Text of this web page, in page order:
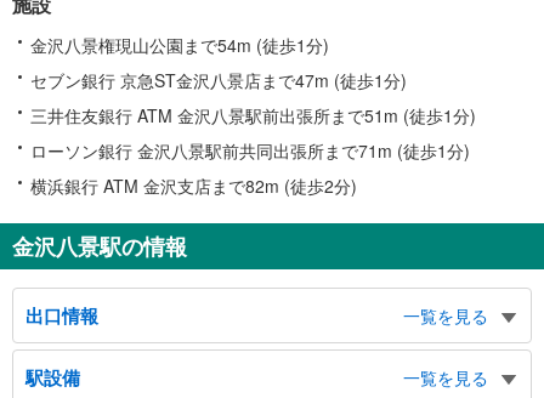
金沢八景権現山公園まで54m (徒歩1分)
セブン銀行 京急ST金沢八景店まで47m (徒歩1分)
三井住友銀行 ATM 金沢八景駅前出張所まで51m (徒歩1分)
ローソン銀行 金沢八景駅前共同出張所まで71m (徒歩1分)
横浜銀行 ATM 金沢支店まで82m (徒歩2分)
金沢八景駅の情報
出口情報
一覧を見る
出口
シーサイドライン
駅設備
一覧を見る